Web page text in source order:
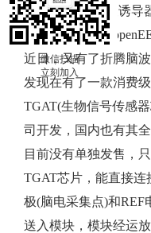
脑
波
如
采
两年前弄“脑电波诱导
具，当时看的是
近日，又有了折腾脑
发现在有了一款消费
TGAT(生物信号传感
司开发，国内也有其
目前没有单独发售，
TGAT芯片，能直接连
极(脑电采集点)和REF
送入模块，模块经运
微信扫描
立刻加入